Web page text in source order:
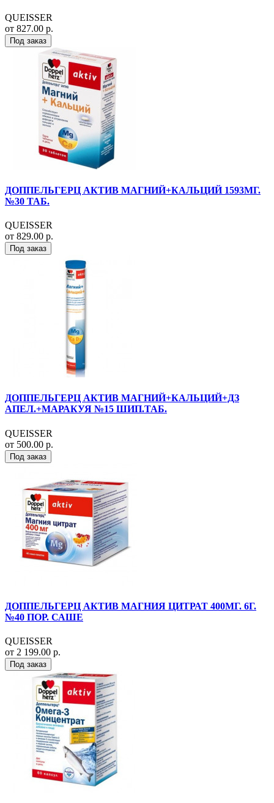
QUEISSER
от 827.00 р.
Под заказ
ДОППЕЛЬГЕРЦ АКТИВ МАГНИЙ+КАЛЬЦИЙ 1593МГ.
№30 ТАБ.
QUEISSER
от 829.00 р.
Под заказ
ДОППЕЛЬГЕРЦ АКТИВ МАГНИЙ+КАЛЬЦИЙ+ДЗ
АПЕЛ.+МАРАКУЯ №15 ШИП.ТАБ.
QUEISSER
от 500.00 р.
Под заказ
ДОППЕЛЬГЕРЦ АКТИВ МАГНИЯ ЦИТРАТ 400МГ. 6Г.
№40 ПОР. САШЕ
QUEISSER
от 2 199.00 р.
Под заказ